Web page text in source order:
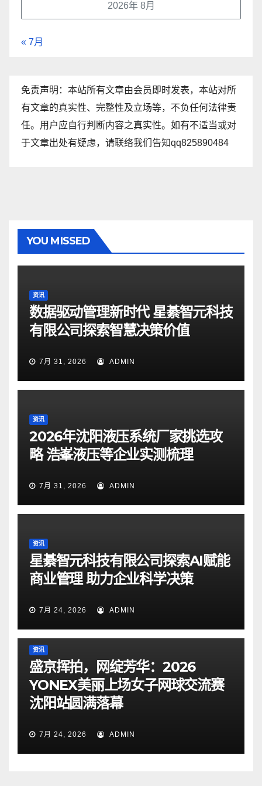
2026年 8月
« 7月
免责声明：本站所有文章由会员即时发表，本站对所
有文章的真实性、完整性及立场等，不负任何法律责
任。用户应自行判断内容之真实性。如有不适当或对
于文章出处有疑虑，请联络我们告知qq825890484
YOU MISSED
资讯
数据驱动管理新时代 星綦智元科技
有限公司探索智慧决策价值
7月 31, 2026 ADMIN
资讯
2026年沈阳液压系统厂家挑选攻
略 浩峯液压等企业实测梳理
7月 31, 2026 ADMIN
资讯
星綦智元科技有限公司探索AI赋能
商业管理 助力企业科学决策
7月 24, 2026 ADMIN
资讯
盛京挥拍，网绽芳华：2026
YONEX美丽上场女子网球交流赛
沈阳站圆满落幕
7月 24, 2026 ADMIN